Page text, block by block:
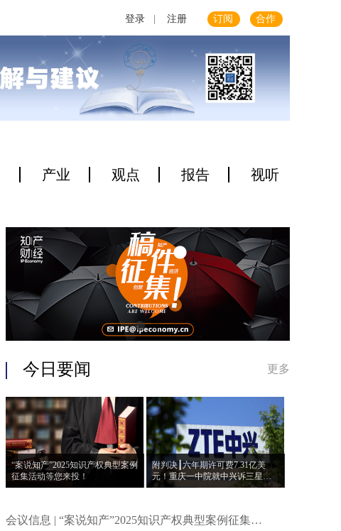
登录 注册 订阅 合作
产业 观点 报告 视听
今日要闻 更多
“案说知产”2025知识产权典型案例
征集活动等您来投！
附判决┃六年期许可费7.31亿美
元！重庆一中院就中兴诉三星案
作出一审判决
会议信息 | “案说知产”2025知识产权典型案例征集活